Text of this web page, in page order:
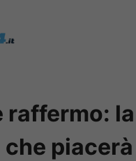
raffermo: